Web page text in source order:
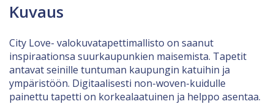
Kuvaus
City Love- valokuvatapettimallisto on saanut
inspiraationsa suurkaupunkien maisemista. Tapetit
antavat seinille tuntuman kaupungin katuihin ja
ympäristöön. Digitaalisesti non-woven-kuidulle
painettu tapetti on korkealaatuinen ja helppo asentaa.